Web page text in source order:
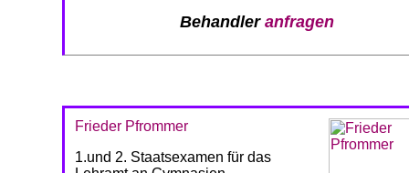
Behandler anfragen
Frieder Pfrommer
1.und 2. Staatsexamen für das